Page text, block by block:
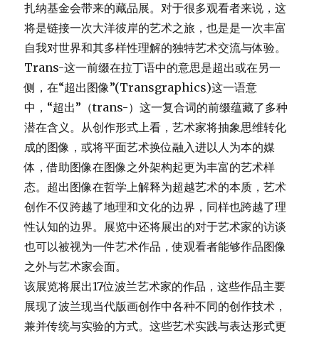
扎纳基金会带来的藏品展。对于很多观看者来说，这
将是链接一次大洋彼岸的艺术之旅，也是是一次丰富
自我对世界和其多样性理解的独特艺术交流与体验。
Trans-这一前缀在拉丁语中的意思是超出或在另一
侧，在“超出图像”(Transgraphics)这一语意
中，“超出”（trans-）这一复合词的前缀蕴藏了多种
潜在含义。从创作形式上看，艺术家将抽象思维转化
成的图像，或将平面艺术换位融入进以人为本的媒
体，借助图像在图像之外架构起更为丰富的艺术样
态。超出图像在哲学上解释为超越艺术的本质，艺术
创作不仅跨越了地理和文化的边界，同样也跨越了理
性认知的边界。展览中还将展出的对于艺术家的访谈
也可以被视为一件艺术作品，使观看者能够作品图像
之外与艺术家会面。
该展览将展出17位波兰艺术家的作品，这些作品主要
展现了波兰现当代版画创作中各种不同的创作技术，
兼并传统与实验的方式。这些艺术实践与表达形式更